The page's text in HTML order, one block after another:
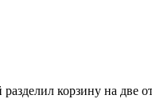
корзину на две